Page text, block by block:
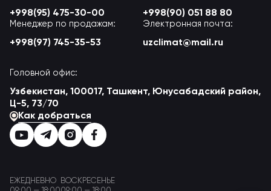
+998(95) 475-30-00 +998(90) 051 88 80
Менеджер по продажам:
+998(97) 745-35-53
Электронная почта:
uzclimat@mail.ru
Головной офис:
Узбекистан, 100017, Ташкент, Юнусабадский район,
Ц-5, 73/70
Как добраться
ЕЖЕДНЕВНО
ВОСКРЕСЕНЬЕ